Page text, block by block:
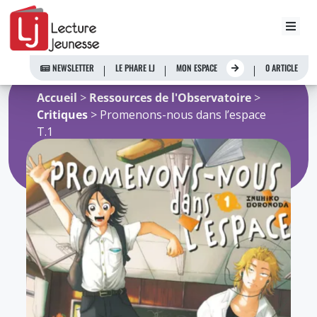
Aller
contenu
NEWSLETTER LE PHARE LJ MON ESPACE 0 ARTICLE
Accueil > Ressources de l'Observatoire >
Critiques > Promenons-nous dans l’espace
T.1